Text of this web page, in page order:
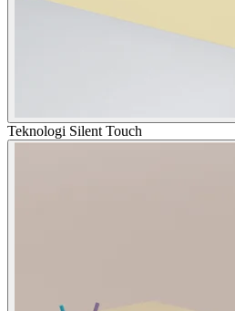
Teknologi Silent Touch